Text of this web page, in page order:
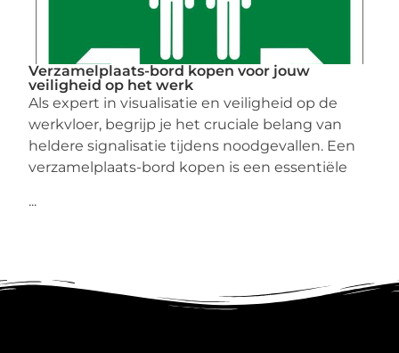
Verzamelplaats-bord kopen voor jouw
veiligheid op het werk
Als expert in visualisatie en veiligheid op de
werkvloer, begrijp je het cruciale belang van
heldere signalisatie tijdens noodgevallen. Een
verzamelplaats-bord kopen is een essentiële
...